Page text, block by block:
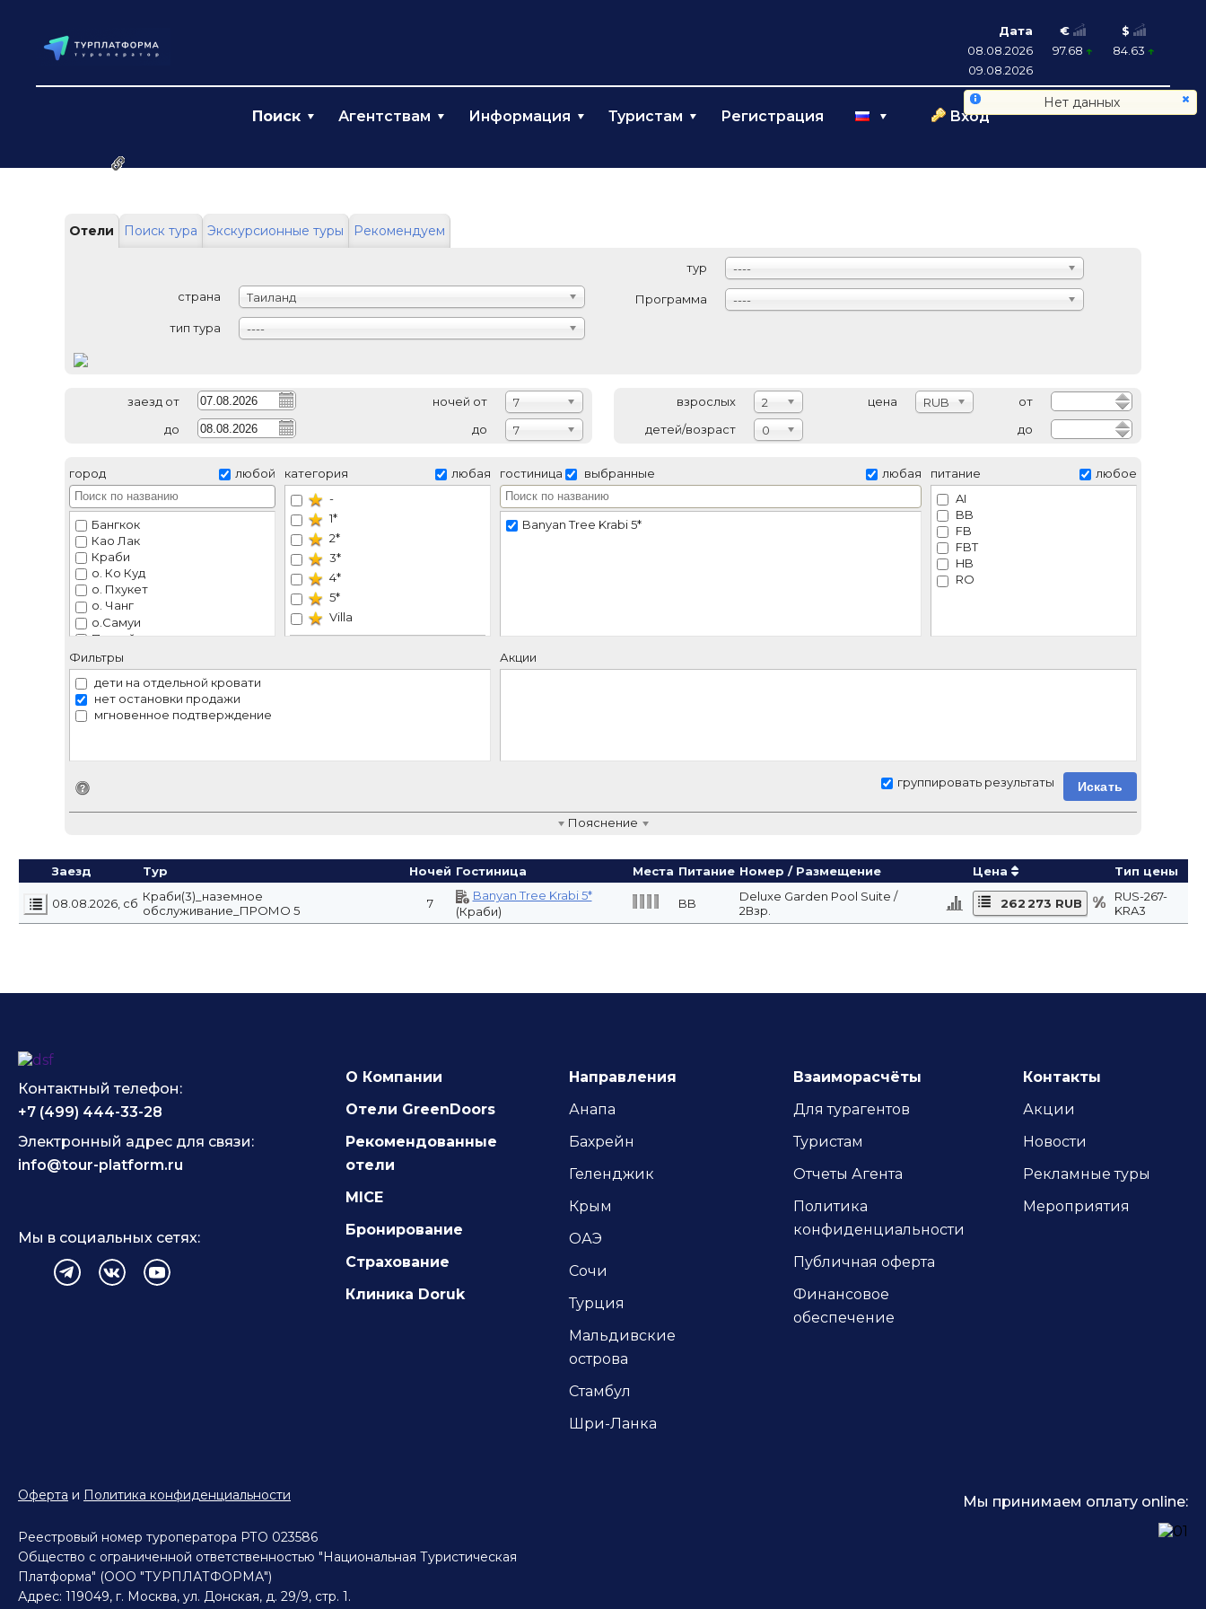
Дата €
$
08.08.2026
97.68
84.63
09.08.2026
Поиск Агентствам Информация Туристам Регистрация Вход
Отели Поиск тура Экскурсионные туры Рекомендуем
страна Таиланд
тип тура ----
тур ----
Программа ----
заезд от ночей от
7
до
до 7
взрослых 2 цена RUB
от
детей/возраст
0 до
город любой
Бангкок
Као Лак
Краби
о. Ко Куд
о. Пхукет
о. Чанг
о.Самуи
Паттайя
Пханг Нга
Хуа Хин
Чианг Май
Чианг Рай
категория
любая
-
1*
2*
3*
4*
5*
Villa
гостиница выбранные любая
Banyan Tree Krabi 5*
питание
любое
AI
BB
FB
FBT
HB
RO
Фильтры
дети на отдельной кровати
нет остановки продажи
мгновенное подтверждение
Акции
Искать
группировать результаты
Пояснение
Заезд Тур Ночей Гостиница Места Питание Номер / Размещение Цена Тип цены
08.08.2026, сб Краби(3)_наземное
обслуживание_ПРОМО 5
7
Banyan Tree Krabi 5*
(Краби)
BB
Deluxe Garden Pool Suite /
2Взр.
262 273 RUB
RUS-267-
KRA3
Нет данных
Контактный телефон:
+7 (499) 444-33-28
Электронный адрес для связи:
info@tour-platform.ru
Мы в социальных сетях:
О Компании
Отели GreenDoors
Рекомендованные
отели
MICE
Бронирование
Страхование
Клиника Doruk
Направления
Анапа
Бахрейн
Геленджик
Крым
ОАЭ
Сочи
Турция
Мальдивские
острова
Стамбул
Шри-Ланка
Взаиморасчёты
Для турагентов
Туристам
Отчеты Агента
Политика
конфиденциальности
Публичная оферта
Финансовое
обеспечение
Контакты
Акции
Новости
Рекламные туры
Мероприятия
Оферта и Политика конфиденциальности
Реестровый номер туроператора РТО 023586
Общество с ограниченной ответственностью "Национальная Туристическая
Платформа" (ООО "ТУРПЛАТФОРМА")
Адрес: 119049, г. Москва, ул. Донская, д. 29/9, стр. 1.
Мы принимаем оплату online: